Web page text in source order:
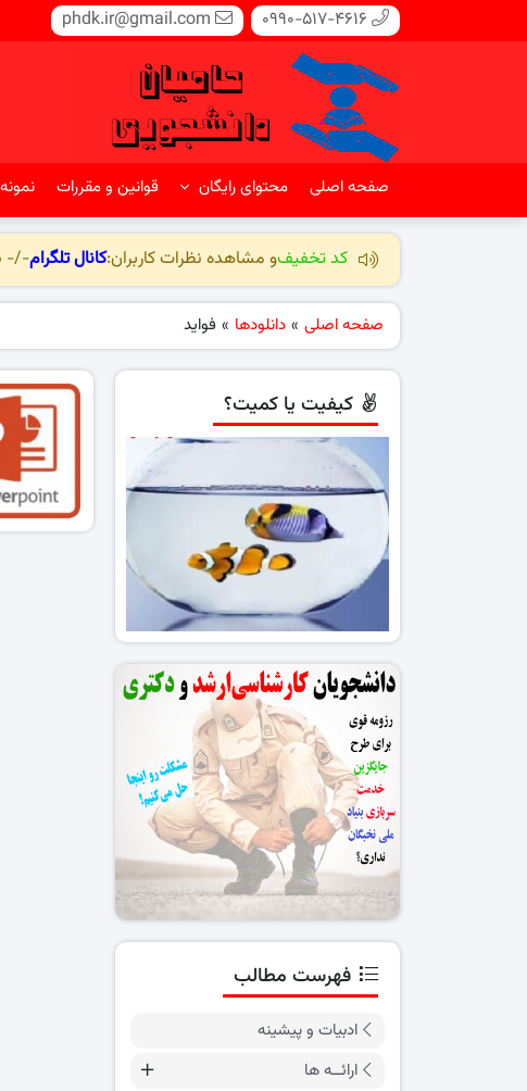
0990-517-4616
phdk.ir@gmail.com
صفحه اصلی محتوای رایگان قوانین و مقررات
کد تخفیفو مشاهده نظرات کاربران:کانال تلگرام-/-
صفحه اصلی » دانلودها » فواید
کیفیت یا کمیت؟
فهرست مطالب
ادبیات و پیشینه
ارائــه ها